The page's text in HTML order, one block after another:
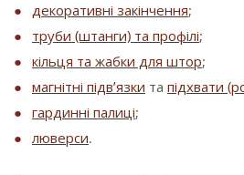
декоративні закінчення;
труби (штанги) та профілі;
кільця та жабки для штор;
магнітні підв’язки та підхвати
гардинні палиці;
люверси.